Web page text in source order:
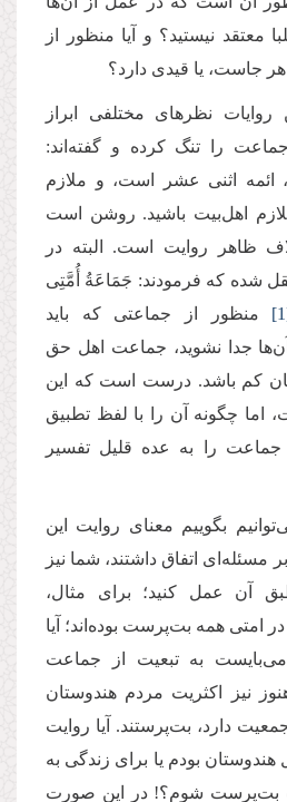
معتقد نیستید؟ و آیا منظور از
جاست، یا قیدی دارد؟
روایات نظرهای مختلفی ابراز
را تنگ‌ کرده و گفته‌اند:
ائمه اثنی عشر است، و ملازم
اهل‌بیت باشید. روشن است
ظاهر روایت است. البته در
نقل شده که فرمودند: جَمَاعَةُ أُمَّتِی
منظور از جماعتی ‌که باید
جدا نشوید، جماعت اهل حق
کم باشد. درست است که این
اما چگونه آن را با لفظ تطبیق
را به عده قلیل تفسیر
بگوییم معنای روایت این
اتفاق داشتند،‌ شما نیز
آن عمل کنید؛ برای مثال،
امتی همه بت‌پرست بوده‌اند؛ آیا
به تبعیت از جماعت
نیز اکثریت مردم هندوستان
دارد، بت‌پرستند. آیا روایت
بودم یا برای زندگی به
بت‌پرست شوم؟! در این صورت